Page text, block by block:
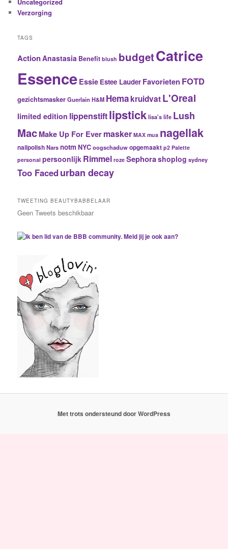
Verzorging
TAGS
ActionAnastasia Benefit blush budgetCatrice
EssenceEssie Estee Lauder Favorieten FOTD
gezichtsmaskerGuerlain H&M HemakruidvatL'Oreal
limited edition lippenstiftlipsticklisa's life Lush
MacMake Up For Evermasker MAX mua nagellak
nailpolishNarsnotm NYCoogschaduwopgemaakt p2 Palette
personal persoonlijk Rimmel roze Sephorashoplog sydney
Too Faced urban decay
TWEETING BEAUTYBABBELAAR
Geen Tweets beschikbaar
Met trots ondersteund door WordPress